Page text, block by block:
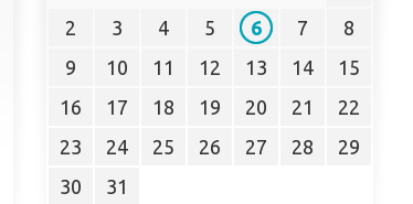
2
3 4 5 6 7
8
9
10 11 12 13 14
15
16
17 18 19 20 21
22
23
24 25 26 27 28
29
30
31